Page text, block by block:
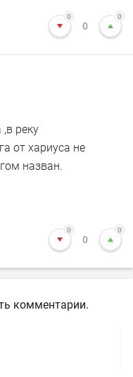
0
0
0
реку
от хариуса не
назван.
0
0
0
комментарии.